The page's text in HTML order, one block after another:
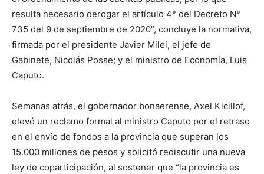
resulta necesario derogar el artículo 4° del Decreto N°
735 del 9 de septiembre de 2020”, concluye la normativa,
firmada por el presidente Javier Milei, el jefe de
Gabinete, Nicolás Posse; y el ministro de Economía, Luis
Caputo.
Semanas atrás, el gobernador bonaerense, Axel Kicillof,
elevó un reclamo formal al ministro Caputo por el retraso
en el envío de fondos a la provincia que superan los
15.000 millones de pesos y solicitó rediscutir una nueva
ley de coparticipación, al sostener que “la provincia es